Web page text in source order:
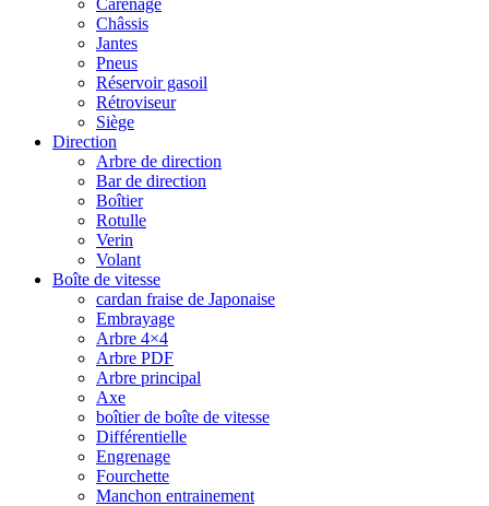
Carénage
Châssis
Jantes
Pneus
Réservoir gasoil
Rétroviseur
Siège
Direction
Arbre de direction
Bar de direction
Boîtier
Rotulle
Verin
Volant
Boîte de vitesse
cardan fraise de Japonaise
Embrayage
Arbre 4×4
Arbre PDF
Arbre principal
Axe
boîtier de boîte de vitesse
Différentielle
Engrenage
Fourchette
Manchon entrainement